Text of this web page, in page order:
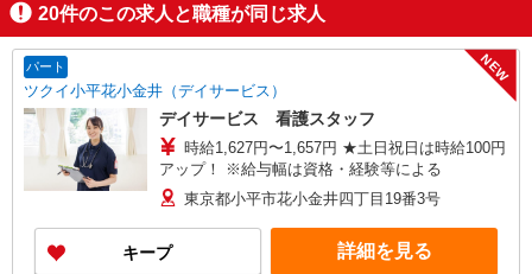
20件のこの求人と職種が同じ求人
パート
ツクイ小平花小金井（デイサービス）
NEW
デイサービス 看護スタッフ
時給1,627円〜1,657円 ★土日祝日は時給100円
アップ！ ※給与幅は資格・経験等による
東京都小平市花小金井四丁目19番3号
キープ 詳細を見る